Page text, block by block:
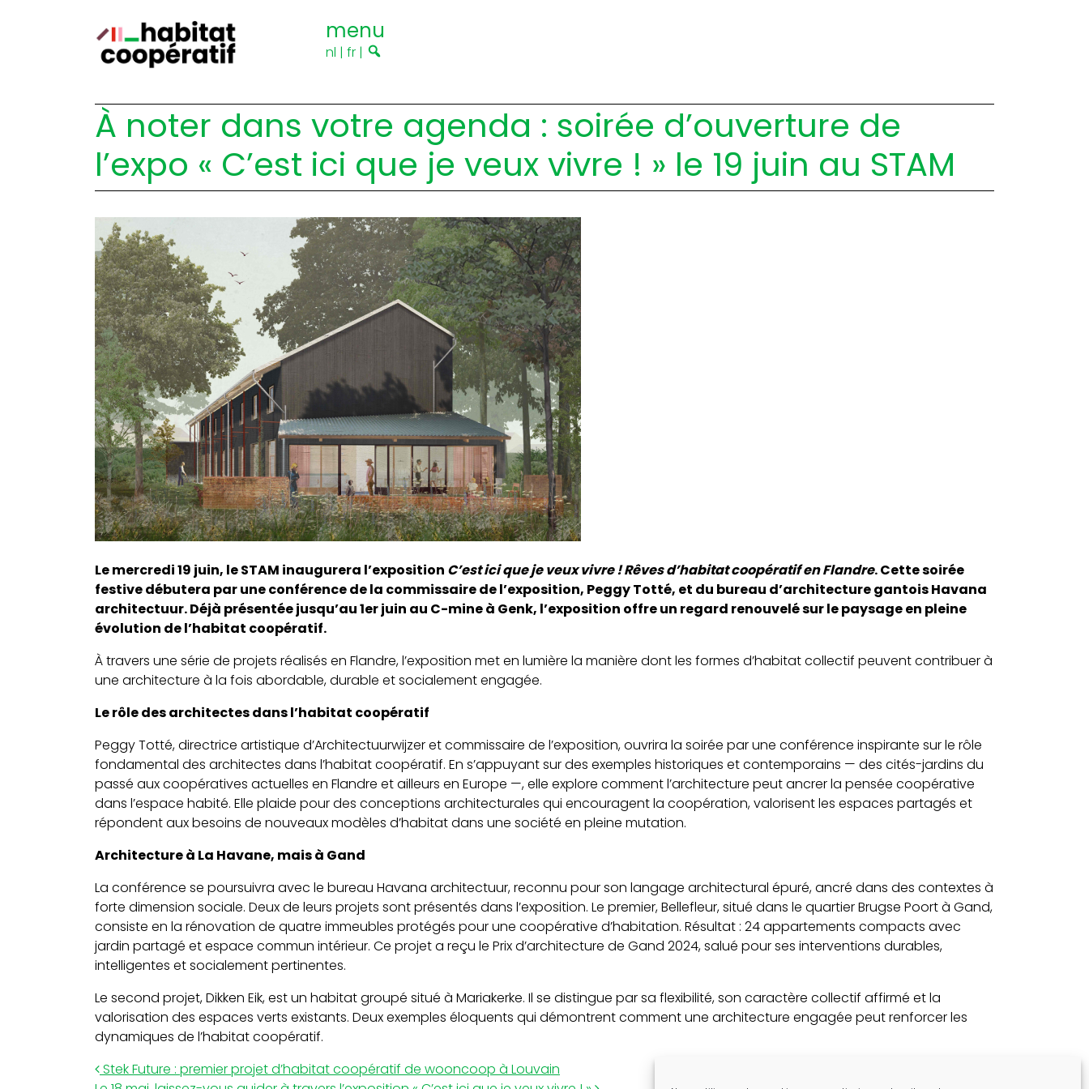
menu
nl | fr |
À noter dans votre agenda : soirée d’ouverture de
l’expo « C’est ici que je veux vivre ! » le 19 juin au STAM
Le mercredi 19 juin, le STAM inaugurera l’exposition C’est ici que je veux vivre ! Rêves d’habitat coopératif en Flandre. Cette soirée
festive débutera par une conférence de la commissaire de l’exposition, Peggy Totté, et du bureau d’architecture gantois Havana
architectuur. Déjà présentée jusqu’au 1er juin au C-mine à Genk, l’exposition offre un regard renouvelé sur le paysage en pleine
évolution de l’habitat coopératif.
À travers une série de projets réalisés en Flandre, l’exposition met en lumière la manière dont les formes d’habitat collectif peuvent contribuer à
une architecture à la fois abordable, durable et socialement engagée.
Le rôle des architectes dans l’habitat coopératif
Peggy Totté, directrice artistique d’Architectuurwijzer et commissaire de l’exposition, ouvrira la soirée par une conférence inspirante sur le rôle
fondamental des architectes dans l’habitat coopératif. En s’appuyant sur des exemples historiques et contemporains — des cités-jardins du
passé aux coopératives actuelles en Flandre et ailleurs en Europe —, elle explore comment l’architecture peut ancrer la pensée coopérative
dans l’espace habité. Elle plaide pour des conceptions architecturales qui encouragent la coopération, valorisent les espaces partagés et
répondent aux besoins de nouveaux modèles d’habitat dans une société en pleine mutation.
Architecture à La Havane, mais à Gand
La conférence se poursuivra avec le bureau Havana architectuur, reconnu pour son langage architectural épuré, ancré dans des contextes à
forte dimension sociale. Deux de leurs projets sont présentés dans l’exposition. Le premier, Bellefleur, situé dans le quartier Brugse Poort à Gand,
consiste en la rénovation de quatre immeubles protégés pour une coopérative d’habitation. Résultat : 24 appartements compacts avec
jardin partagé et espace commun intérieur. Ce projet a reçu le Prix d’architecture de Gand 2024, salué pour ses interventions durables,
intelligentes et socialement pertinentes.
Le second projet, Dikken Eik, est un habitat groupé situé à Mariakerke. Il se distingue par sa flexibilité, son caractère collectif affirmé et la
valorisation des espaces verts existants. Deux exemples éloquents qui démontrent comment une architecture engagée peut renforcer les
dynamiques de l’habitat coopératif.
Post navigation
Stek Future : premier projet d’habitat coopératif de wooncoop à Louvain